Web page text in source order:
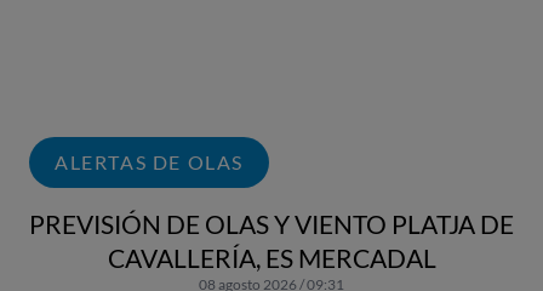
ALERTAS DE OLAS
PREVISIÓN DE OLAS Y VIENTO PLATJA DE
CAVALLERÍA, ES MERCADAL
08 agosto 2026 / 09:31